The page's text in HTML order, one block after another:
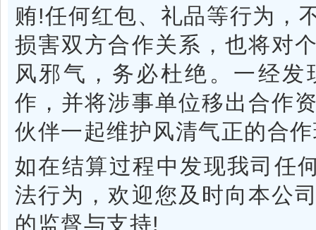
贿!任何红包、礼品等行为，
损害双方合作关系，也将对
风邪气，务必杜绝。一经
作，并将涉事单位移出合作
伙伴一起维护风清气正的合
如在结算过程中发现我司任
法行为，欢迎您及时向本公
的监督与支持!